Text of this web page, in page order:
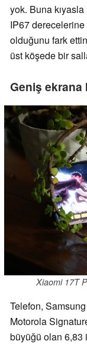
yok. Buna
IP67 derecelerine
olduğunu fark
üst köşede bir
Geniş ekrana
Xiaomi 17T
Telefon,
Motorola
büyüğü olan 6,83